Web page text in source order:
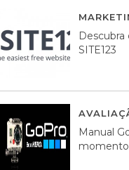
SITE123
Manual
momento